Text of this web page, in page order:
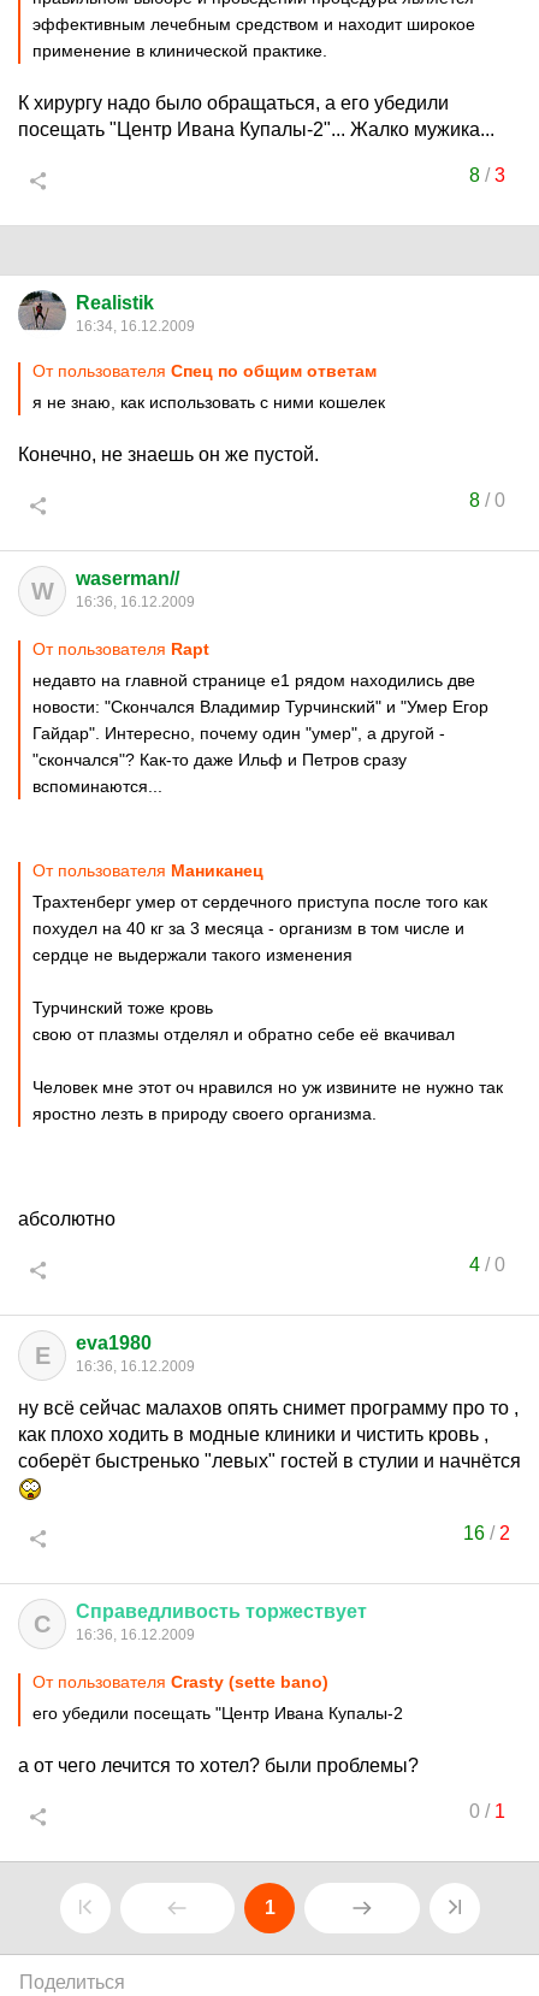
эффективным лечебным средством и находит широкое
применение в клинической практике.
К хирургу надо было обращаться, а его убедили
посещать "Центр Ивана Купалы-2"... Жалко мужика...
8/3
Realistik
16:34, 16.12.2009
От пользователя Спец по общим ответам
я не знаю, как использовать с ними кошелек
Конечно, не знаешь он же пустой.
8/0
W waserman//
16:36, 16.12.2009
От пользователя Rapt
недавто на главной странице е1 рядом находились две
новости: "Скончался Владимир Турчинский" и "Умер Егор
Гайдар". Интересно, почему один "умер", а другой -
"скончался"? Как-то даже Ильф и Петров сразу
вспоминаются...
От пользователя Маниканец
Трахтенберг умер от сердечного приступа после того как
похудел на 40 кг за 3 месяца - организм в том числе и
сердце не выдержали такого изменения
Турчинский тоже кровь
свою от плазмы отделял и обратно себе её вкачивал
Человек мне этот оч нравился но уж извините не нужно так
яростно лезть в природу своего организма.
абсолютно
4/0
E eva1980
16:36, 16.12.2009
ну всё сейчас малахов опять снимет программу про то ,
как плохо ходить в модные клиники и чистить кровь ,
соберёт быстренько "левых" гостей в стулии и начнётся
16 / 2
С Справедливость торжествует
16:36, 16.12.2009
От пользователя Crаstу (sette bano)
его убедили посещать "Центр Ивана Купалы-2
а от чего лечится то хотел? были проблемы?
0/ 1
1
Поделиться